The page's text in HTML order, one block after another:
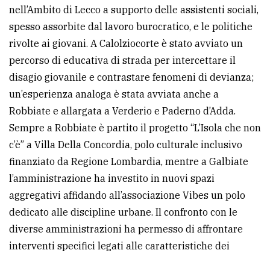
nell’Ambito di Lecco a supporto delle assistenti sociali,
spesso assorbite dal lavoro burocratico, e le politiche
rivolte ai giovani. A Calolziocorte è stato avviato un
percorso di educativa di strada per intercettare il
disagio giovanile e contrastare fenomeni di devianza;
un’esperienza analoga è stata avviata anche a
Robbiate e allargata a Verderio e Paderno d’Adda.
Sempre a Robbiate è partito il progetto “L’Isola che non
c’è” a Villa Della Concordia, polo culturale inclusivo
finanziato da Regione Lombardia, mentre a Galbiate
l’amministrazione ha investito in nuovi spazi
aggregativi affidando all’associazione Vibes un polo
dedicato alle discipline urbane. Il confronto con le
diverse amministrazioni ha permesso di affrontare
interventi specifici legati alle caratteristiche dei